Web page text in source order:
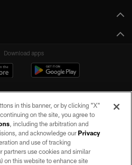
Download apps
All rights reserved. No portion of this site
express written permission of the Las Vegas
Raiders.
in this banner, or by clicking "X"
on the site, you agree to
, including the arbitration and
and acknowledge ourPrivacy
and use of tracking
partners use cookies and similar
on this website to enhance site